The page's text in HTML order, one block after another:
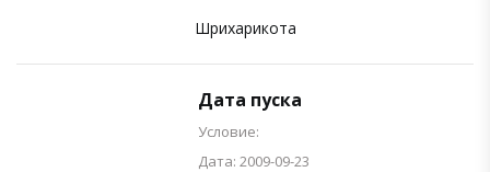
Шрихарикота
Дата пуска
Условие:
Дата: 2009-09-23